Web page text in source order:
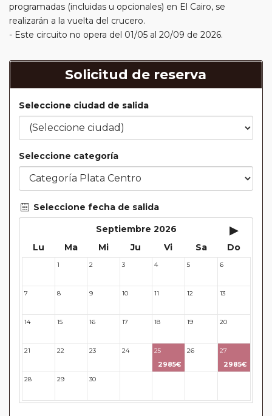
programadas (incluidas u opcionales) en El Cairo, se
realizarán a la vuelta del crucero.
- Este circuito no opera del 01/05 al 20/09 de 2026.
Solicitud de reserva
Seleccione ciudad de salida
Seleccione categoría
Seleccione fecha de salida
Septiembre 2026
▸
Lu Ma Mi Ju Vi Sa Do
1 2 3 4 5 6
7 8 9 10 11 12 13
14 15 16 17 18 19 20
21 22 23 24 25
2985€
26 27
2985€
28 29 30